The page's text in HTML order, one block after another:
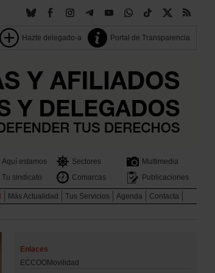
Hazte delegado-a Portal de Transparencia
Aquí estamos Sectores
Multimedia
Tu sindicato Comarcas Publicaciones
Más Actualidad Tus Servicios Agenda
Contacta
Enlaces
ECCOOMovilidad